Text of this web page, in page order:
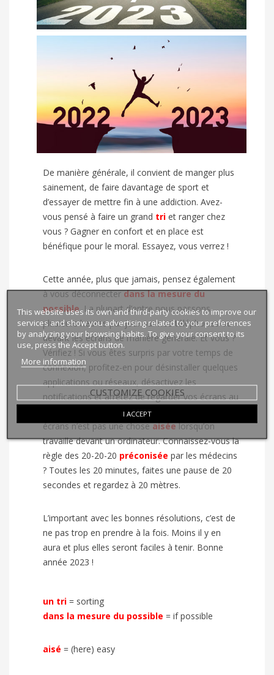
De manière générale, il convient de manger plus
sainement, de faire davantage de sport et
d’essayer de mettre fin à une addiction. Avez-
vous pensé à faire un grand tri et ranger chez
vous ? Gagner en confort et en place est
bénéfique pour le moral. Essayez, vous verrez !
Cette année, plus que jamais, pensez également
à vous déconnecter dans la mesure du
possible. La plupart d’entre nous passons
plusieurs heures par jour sur nos téléphones ou
devant les écrans de manière générale. Et vous ?
Vérifiez ! Si vous êtes surpris par votre temps de
connexion, profitez-en pour désinstaller quelques
applications ou réseaux, désactivez les
notifications et arrêtez de regarder vos écrans au
lever et au coucher. Réduire son temps devant les
écrans n’est pas une chose aisée lorsqu’on
travaille devant un ordinateur. Connaissez-vous la
règle des 20-20-20 préconisée par les médecins
? Toutes les 20 minutes, faites une pause de 20
secondes et regardez à 20 mètres.
L’important avec les bonnes résolutions, c’est de
ne pas trop en prendre à la fois. Moins il y en
aura et plus elles seront faciles à tenir. Bonne
année 2023 !
un tri = sorting
dans la mesure du possible = if possible
aisé = (here) easy
This website uses its own and third-party cookies to improve our
services and show you advertising related to your preferences
by analyzing your browsing habits. To give your consent to its
use, press the Accept button.
More information
CUSTOMIZE COOKIES
I ACCEPT